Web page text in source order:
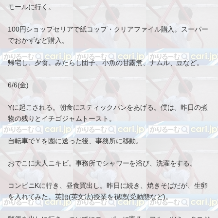
モールに行く。
100円ショップセリアで紙コップ・クリアファイル購入。スーパー
でおかずなど購入。
帰宅し、夕食。みたらし団子、小魚の甘露煮、ナムル、豆など。
6/6(金)
Yに起こされる。朝食にスティックパンをあげる。僕は、昨日の煮
物の残りとイチゴジャムトースト。
自転車でＹを園に送った後、事務所に移動。
おでこに大人ニキビ。事務所でシャワーを浴び、洗濯をする。
コンビニKに行き、昼食買出し。昨日に続き、焼きそばだが、生卵
を入れてみた。英語(英文法)授業を視聴(受動態など)。